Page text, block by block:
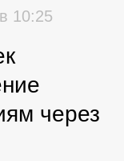
в 10:25
через